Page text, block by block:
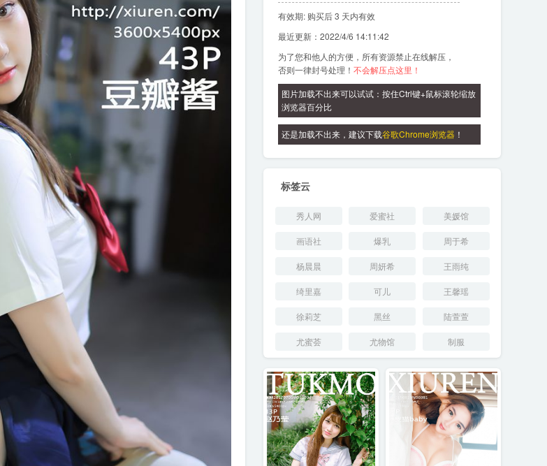
有效期: 购买后 3 天内有效
最近更新：2022/4/6 14:11:42
为了您和他人的方便，所有资源禁止在线解压，
否则一律封号处理！ 不会解压点这里！
图片加载不出来可以试试：按住Ctrl键+鼠标滚轮缩放
浏览器百分比
还是加载不出来，建议下载谷歌Chrome浏览器 ！
标签云
秀人网 爱蜜社 美媛馆
画语社 爆乳 周于希
杨晨晨 周妍希 王雨纯
绮里嘉 可儿 王馨瑶
徐莉芝 黑丝 陆萱萱
尤蜜荟 尤物馆 制服